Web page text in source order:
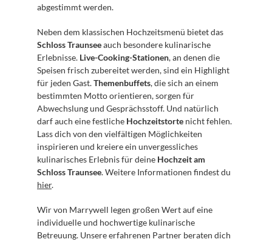
abgestimmt werden.
Schloss Traunsee auch besondere kulinarische
Erlebnisse. Live-Cooking-Stationen, an denen die
Speisen frisch zubereitet werden, sind ein Highlight
für jeden Gast. Themenbuffets, die sich an einem
bestimmten Motto orientieren, sorgen für
Abwechslung und Gesprächsstoff. Und natürlich
darf auch eine festliche Hochzeitstorte nicht fehlen.
Lass dich von den vielfältigen Möglichkeiten
inspirieren und kreiere ein unvergessliches
kulinarisches Erlebnis für deine Hochzeit am
Schloss Traunsee
hier.
Wir von Marrywell legen großen Wert auf eine
individuelle und hochwertige kulinarische
Betreuung. Unsere erfahrenen Partner beraten dich